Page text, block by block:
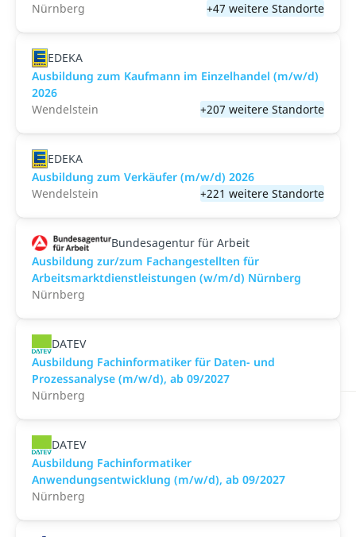
Nürnberg
+47 weitere Standorte
EDEKA
Ausbildung zum Kaufmann im Einzelhandel (m/w/d)
2026
Wendelstein
+207 weitere Standorte
EDEKA
Ausbildung zum Verkäufer (m/w/d) 2026
Wendelstein
+221 weitere Standorte
Bundesagentur für Arbeit
Ausbildung zur/zum Fachangestellten für
Arbeitsmarktdienstleistungen (w/m/d) Nürnberg
Nürnberg
DATEV
Ausbildung Fachinformatiker für Daten- und
Prozessanalyse (m/w/d), ab 09/2027
Nürnberg
DATEV
Ausbildung Fachinformatiker
Anwendungsentwicklung (m/w/d), ab 09/2027
Nürnberg